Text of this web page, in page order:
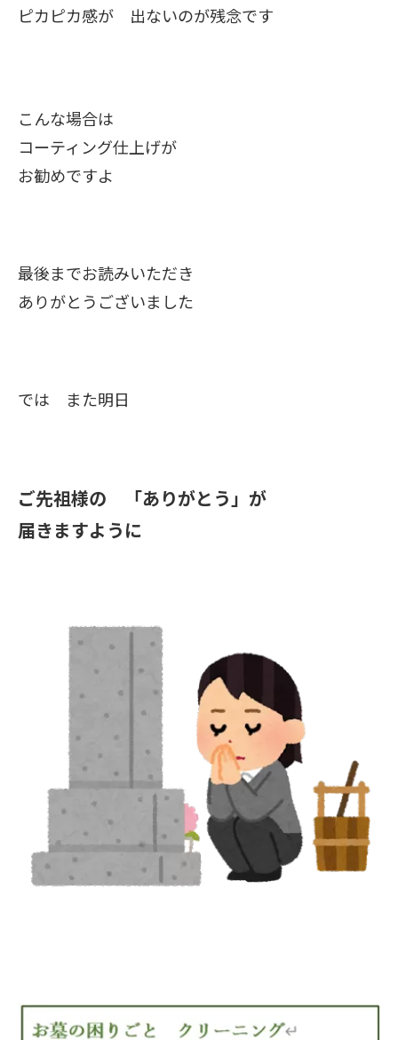
ピカピカ感が 出ないのが残念です
こんな場合は
コーティング仕上げが
お勧めですよ
最後までお読みいただき
ありがとうございました
では また明日
ご先祖様の 「ありがとう」が
届きますように